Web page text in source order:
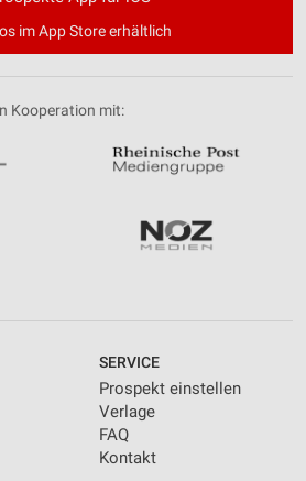
im App Store erhältlich
Kooperation mit:
SERVICE
Prospekt einstellen
Verlage
FAQ
Kontakt